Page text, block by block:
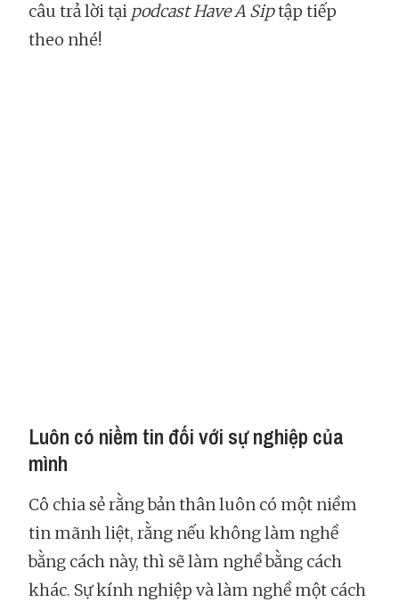
câu trả lời tại podcast Have A Siptập tiếp
theo nhé!
Luôn có niềm tin đối với sự nghiệp của
mình
Cô chia sẻ rằng bản thân luôn có một niềm
tin mãnh liệt, rằng nếu không làm nghề
bằng cách này, thì sẽ làm nghề bằng cách
khác. Sự kính nghiệp và làm nghề một cách